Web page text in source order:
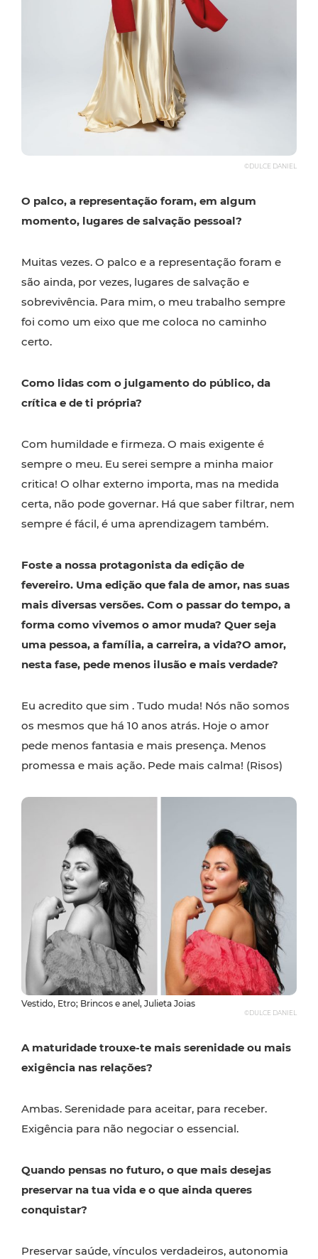
©DULCE DANIEL
O palco, a representação foram, em algum
momento, lugares de salvação pessoal?
Muitas vezes. O palco e a representação foram e
são ainda, por vezes, lugares de salvação e
sobrevivência. Para mim, o meu trabalho sempre
foi como um eixo que me coloca no caminho
certo.
Como lidas com o julgamento do público, da
crítica e de ti própria?
Com humildade e firmeza. O mais exigente é
sempre o meu. Eu serei sempre a minha maior
critica! O olhar externo importa, mas na medida
certa, não pode governar. Há que saber filtrar, nem
sempre é fácil, é uma aprendizagem também.
Foste a nossa protagonista da edição de
fevereiro. Uma edição que fala de amor, nas suas
mais diversas versões. Com o passar do tempo, a
forma como vivemos o amor muda? Quer seja
uma pessoa, a família, a carreira, a vida?O amor,
nesta fase, pede menos ilusão e mais verdade?
Eu acredito que sim . Tudo muda! Nós não somos
os mesmos que há 10 anos atrás. Hoje o amor
pede menos fantasia e mais presença. Menos
promessa e mais ação. Pede mais calma! (Risos)
Vestido, Etro; Brincos e anel, Julieta Joias
©DULCE DANIEL
A maturidade trouxe-te mais serenidade ou mais
exigência nas relações?
Ambas. Serenidade para aceitar, para receber.
Exigência para não negociar o essencial.
Quando pensas no futuro, o que mais desejas
preservar na tua vida e o que ainda queres
conquistar?
Preservar saúde, vínculos verdadeiros, autonomia